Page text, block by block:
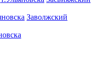
Заволжский